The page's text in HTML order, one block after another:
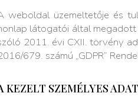
weboldal üzemeltetője és
látogatói által megadott
2011. évi CXII. törvény
679. számú „GDPR”
KEZELT SZEMÉLYES